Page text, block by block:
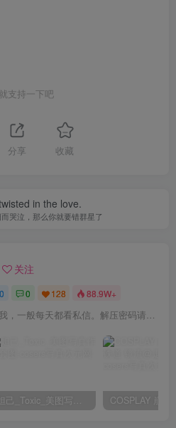
2025年12月订阅 (6套)[162P-
太[34P-3V-145.8M]✦自购✦
[17P-3V-115.5M]
支持一下吧
分享 收藏
in the love.
哭泣，那么你就要错群星了
关注
0 128 88.9W+
有问题请私信我，一般每天都看私信。解压密码请一律以下载按钮旁边的为准！
妲己_Toxic_美图写真作品套图